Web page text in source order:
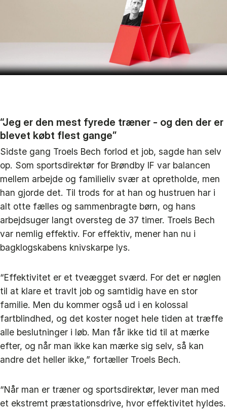
“Jeg er den mest fyrede træner - og den der er
blevet købt flest gange”
Sidste gang Troels Bech forlod et job, sagde han selv
op. Som sportsdirektør for Brøndby IF var balancen
mellem arbejde og familieliv svær at opretholde, men
han gjorde det. Til trods for at han og hustruen har i
alt otte fælles og sammenbragte børn, og hans
arbejdsuger langt oversteg de 37 timer. Troels Bech
var nemlig effektiv. For effektiv, mener han nu i
bagklogskabens knivskarpe lys.
“Effektivitet er et tveægget sværd. For det er nøglen
til at klare et travlt job og samtidig have en stor
familie. Men du kommer også ud i en kolossal
fartblindhed, og det koster noget hele tiden at træffe
alle beslutninger i løb. Man får ikke tid til at mærke
efter, og når man ikke kan mærke sig selv, så kan
andre det heller ikke,” fortæller Troels Bech.
“Når man er træner og sportsdirektør, lever man med
et ekstremt præstationsdrive, hvor effektivitet hyldes.